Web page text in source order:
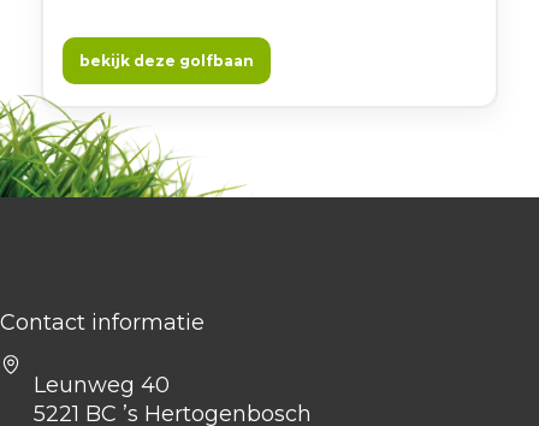
holes geniet je van prachtige vergezichten over het
landschap en zicht op de omliggende
vind je het baanboekje, de scorekaart en
handicaptabellen.
bekijk deze golfbaan
Contact informatie
Leunweg 40
5221 BC ’s Hertogenbosch